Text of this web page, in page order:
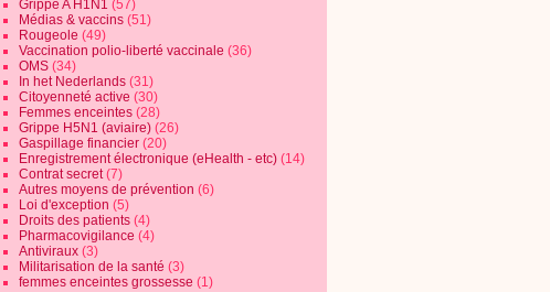
Grippe A H1N1 (57)
Médias & vaccins (51)
Rougeole (49)
Vaccination polio-liberté vaccinale (36)
OMS (34)
In het Nederlands (31)
Citoyenneté active (30)
Femmes enceintes (28)
Grippe H5N1 (aviaire) (26)
Gaspillage financier (20)
Enregistrement électronique (eHealth - etc) (14)
Contrat secret(7)
Autres moyens de prévention (6)
Loi d'exception (5)
Droits des patients (4)
Pharmacovigilance (4)
Antiviraux (3)
Militarisation de la santé (3)
femmes enceintes grossesse (1)